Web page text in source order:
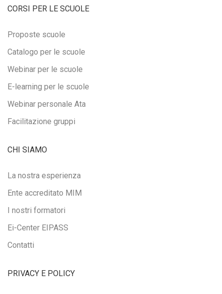
CORSI PER LE SCUOLE
Proposte scuole
Catalogo per le scuole
Webinar per le scuole
E-learning per le scuole
Webinar personale Ata
Facilitazione gruppi
CHI SIAMO
La nostra esperienza
Ente accreditato MIM
I nostri formatori
Ei-Center EIPASS
Contatti
PRIVACY E POLICY